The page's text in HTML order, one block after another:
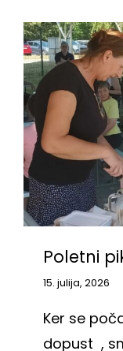
Poletni
15. julija, 2026
Ker se
dopust ,